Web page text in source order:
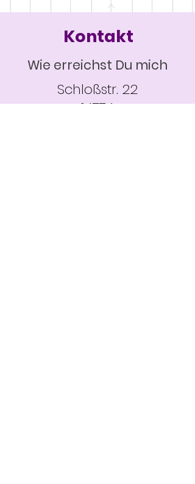
Kontakt
Wie erreichst Du mich
Schloßstr. 22
14774